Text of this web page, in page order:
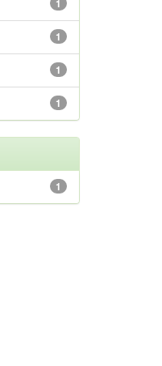
1
1
1
1
1